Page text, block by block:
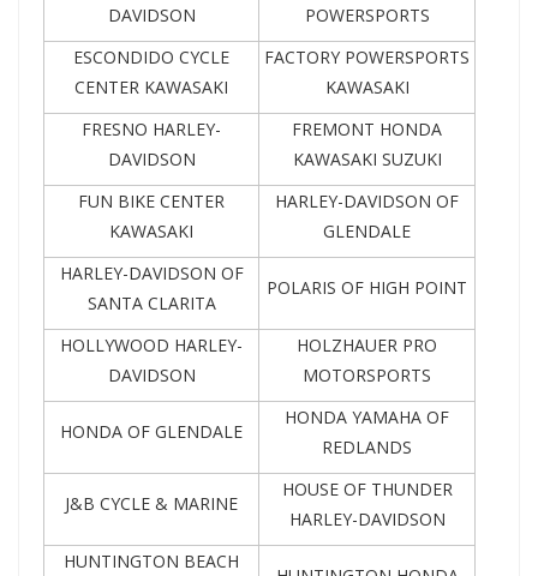
DAVIDSON
POWERSPORTS
ESCONDIDO CYCLE
CENTER KAWASAKI
FACTORY POWERSPORTS
KAWASAKI
FRESNO HARLEY-
DAVIDSON
FREMONT HONDA
KAWASAKI SUZUKI
FUN BIKE CENTER
KAWASAKI
HARLEY-DAVIDSON OF
GLENDALE
HARLEY-DAVIDSON OF
SANTA CLARITA
POLARIS OF HIGH POINT
HOLLYWOOD HARLEY-
DAVIDSON
HOLZHAUER PRO
MOTORSPORTS
HONDA OF GLENDALE
HONDA YAMAHA OF
REDLANDS
J&B CYCLE & MARINE
HOUSE OF THUNDER
HARLEY-DAVIDSON
HUNTINGTON BEACH